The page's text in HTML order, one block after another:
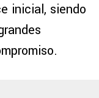
inicial, siendo